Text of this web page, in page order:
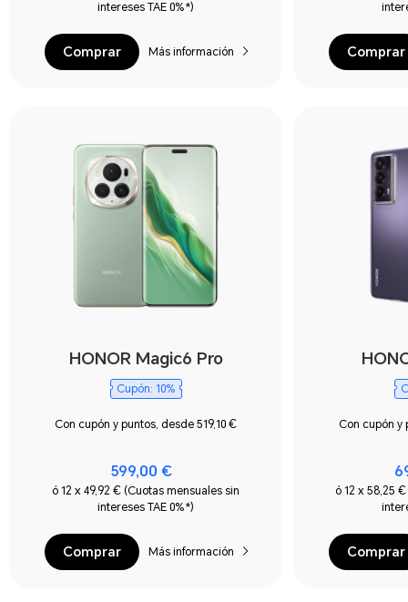
intereses TAE 0%*)
Comprar Más información Comprar
HONOR Magic6 Pro
Cupón: 10%
Con cupón y puntos, desde 519,10 €
599,00 €
ó 12 x 49,92 € (Cuotas mensuales sin
intereses TAE 0%*)
Comprar Más información
Con cupón y
ó 12 x 58,25
Comprar